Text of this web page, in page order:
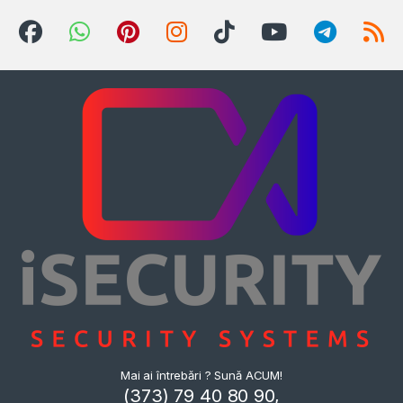
Mai ai întrebări ? Sună ACUM!
(373) 79 40 80 90,